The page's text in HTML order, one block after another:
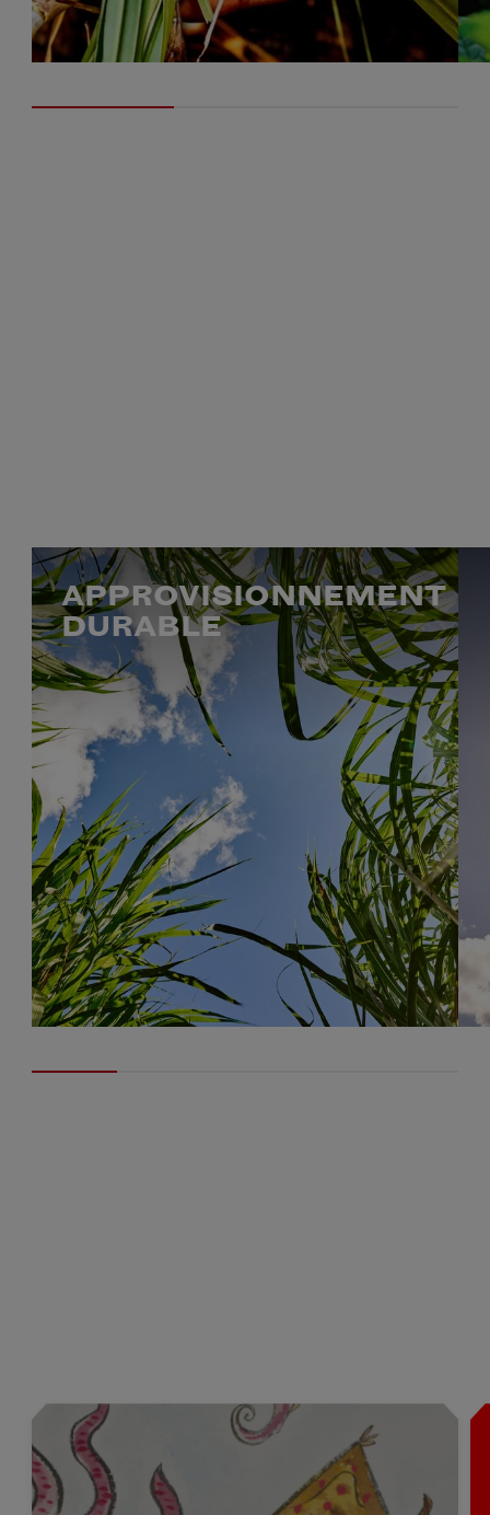
APPROVISIONNEMENT
DURABLE